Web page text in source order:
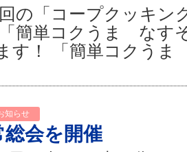
の「コープクッキン
簡単コクうま なす
す！ 「簡単コクう
知らせ
会を開催